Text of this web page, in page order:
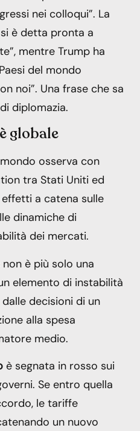
nei colloqui”. La
è detta pronta a
mentre Trump ha
del mondo
noi”. Una frase che sa
diplomazia.
globale
osserva con
tra Stati Uniti ed
a catena sulle
dinamiche di
dei mercati.
è più solo una
elemento di instabilità
decisioni di un
alla spesa
medio.
è segnata in rosso sui
Se entro quella
le tariffe
un nuovo